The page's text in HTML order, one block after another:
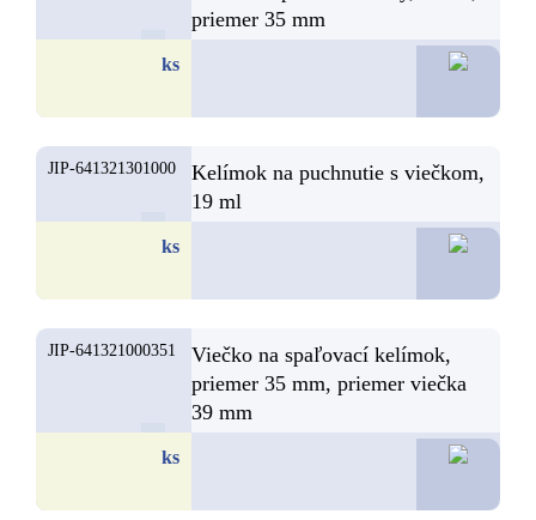
priemer 35 mm
ks
JIP-641321301000
Kelímok na puchnutie s viečkom,
19 ml
ks
JIP-641321000351
Viečko na spaľovací kelímok,
priemer 35 mm, priemer viečka
39 mm
ks